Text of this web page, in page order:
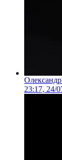
23:17, 24/